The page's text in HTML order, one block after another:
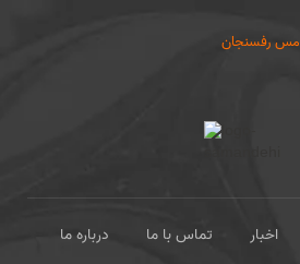
مس رفسنجان
درباره ما تماس با ما اخبار